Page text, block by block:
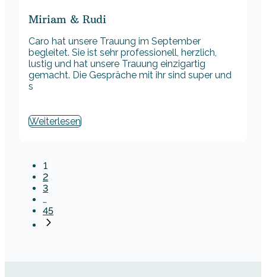
Miriam & Rudi
Caro hat unsere Trauung im September
begleitet. Sie ist sehr professionell, herzlich,
lustig und hat unsere Trauung einzigartig
gemacht. Die Gespräche mit ihr sind super und
s
Weiterlesen
1
2
3
…
45